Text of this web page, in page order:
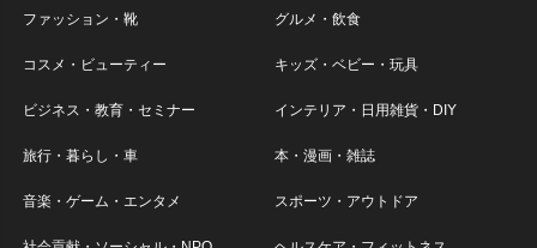
ファッション・靴 グルメ・飲食
コスメ・ビューティー キッズ・ベビー・玩具
ビジネス・教育・セミナー インテリア・日用雑貨・DIY
旅行・暮らし・車 本・漫画・雑誌
音楽・ゲーム・エンタメ スポーツ・アウトドア